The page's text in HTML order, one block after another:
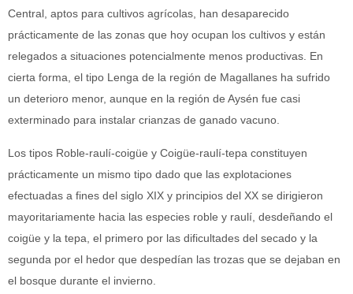
Central, aptos para cultivos agrícolas, han desaparecido
prácticamente de las zonas que hoy ocupan los cultivos y están
relegados a situaciones potencialmente menos productivas. En
cierta forma, el tipo Lenga de la región de Magallanes ha sufrido
un deterioro menor, aunque en la región de Aysén fue casi
exterminado para instalar crianzas de ganado vacuno.
Los tipos Roble-raulí-coigüe y Coigüe-raulí-tepa constituyen
prácticamente un mismo tipo dado que las explotaciones
efectuadas a fines del siglo XIX y principios del XX se dirigieron
mayoritariamente hacia las especies roble y raulí, desdeñando el
coigüe y la tepa, el primero por las dificultades del secado y la
segunda por el hedor que despedían las trozas que se dejaban en
el bosque durante el invierno.